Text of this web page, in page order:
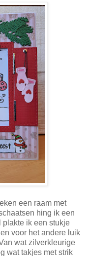
een raam met
hing ik een
plakte ik een stukje
voor het andere luik
wat zilverkleurige
wat takjes met strik